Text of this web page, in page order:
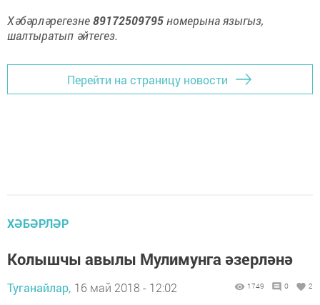
Хәбәрләрегезне89172509795номерына языгыз,
шалтыратып әйтегез.
Перейти на страницу новости
ХӘБӘРЛӘР
Колышчы авылы Мулимунга әзерләнә
Туганайлар, 16 май 2018 - 12:02 1749 0 2